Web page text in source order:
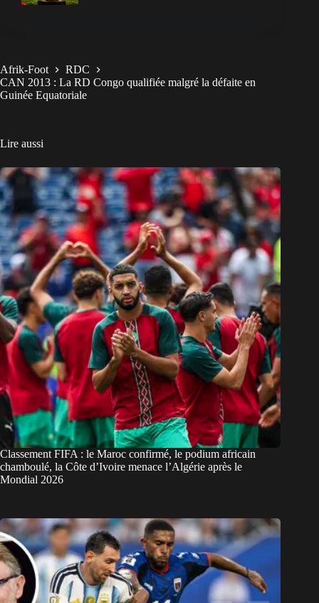
Afrik-Foot
RDC
CAN 2013 : La RD Congo qualifiée malgré la défaite en
Guinée Equatoriale
Lire aussi
Classement FIFA : le Maroc confirmé, le podium africain
chamboulé, la Côte d’Ivoire menace l’Algérie après le
Mondial 2026